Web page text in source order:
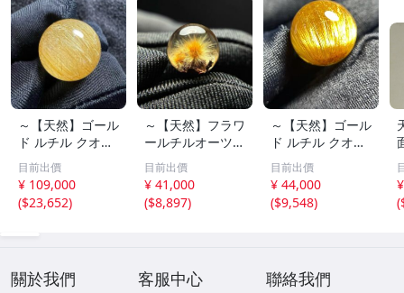
～【天然】ゴール
ド ルチル クオー
ツ 丸玉 18.2mm
8.5g
目前出價
¥ 109,000
($23,652)
～【天然】フラワ
ールチルオーツ
丸玉 10.5mm 1.6
g
目前出價
¥ 41,000
($8,897)
～【天然】ゴール
ド ルチル クオー
ツ 丸玉 13.7mm
3.7g
目前出價
¥ 44,000
($9,548)
(
關於我們 客服中心 聯絡我們